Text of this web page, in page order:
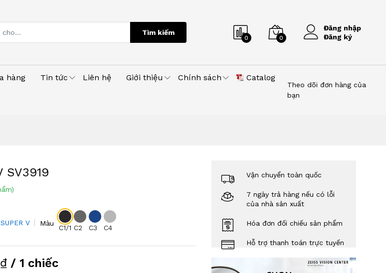
Tìm kiếm
0 0
Đăng nhập
Đăng ký
hàng Tin tức Liên hệ Giới thiệu Chính sách Catalog
Theo dõi đơn hàng của
bạn
SV3919
SUPER V Màu
C1/1 C2 C3 C4
/ 1 chiếc
Vận chuyển toàn quốc
7 ngày trả hàng nếu có lỗi
của nhà sản xuất
Hóa đơn đối chiếu sản phẩm
Hỗ trợ thanh toán trực tuyến